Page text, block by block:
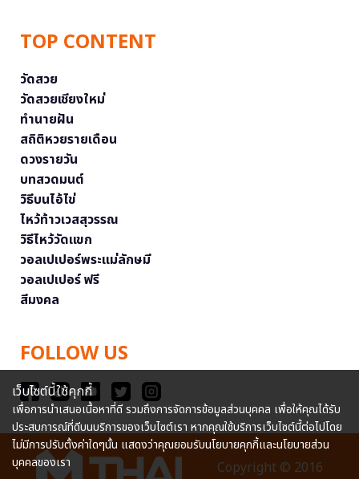
TOP CONTENT
วัดสวย
วัดสวยเชียงใหม่
ทำนายฝัน
สถิติหวยรายเดือน
ดวงรายวัน
บทสวดมนต์
วิธีบนไอ้ไข่
ไหว้ท้าวเวสสุวรรณ
วิธีไหว้วัดแขก
วอลเปเปอร์พระแม่ลักษมี
วอลเปเปอร์ ฟรี
สีมงคล
FOLLOW US
Copyright © 2016
เว็บไซต์นี้ใช้คุกกี้
เพื่อการนำเสนอเนื้อหาที่ดี รวมถึงการจัดการข้อมูลส่วนบุคคล เพื่อให้คุณได้รับ
ประสบการณ์ที่ดีบนบริการของเว็บไซต์เรา หากคุณใช้บริการเว็บไซต์นี้ต่อไปโดย
ไม่มีการปรับตั้งค่าใดๆนั้น แสดงว่าคุณยอมรับนโยบายคุกกี้และนโยบายส่วน
บุคคลของเรา